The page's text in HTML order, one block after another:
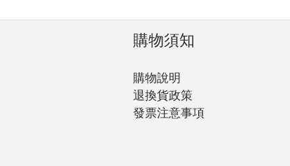
購物須知
購物說明
退換貨政策
發票注意事項